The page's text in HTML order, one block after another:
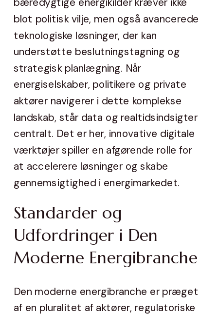
blot politisk vilje, men også avancerede
teknologiske løsninger, der kan
understøtte beslutningstagning og
strategisk planlægning. Når
energiselskaber, politikere og private
aktører navigerer i dette komplekse
landskab, står data og realtidsindsigter
centralt. Det er her, innovative digitale
værktøjer spiller en afgørende rolle for
at accelerere løsninger og skabe
gennemsigtighed i energimarkedet.
Standarder og
Udfordringer i Den
Moderne Energibranche
Den moderne energibranche er præget
af en pluralitet af aktører, regulatoriske